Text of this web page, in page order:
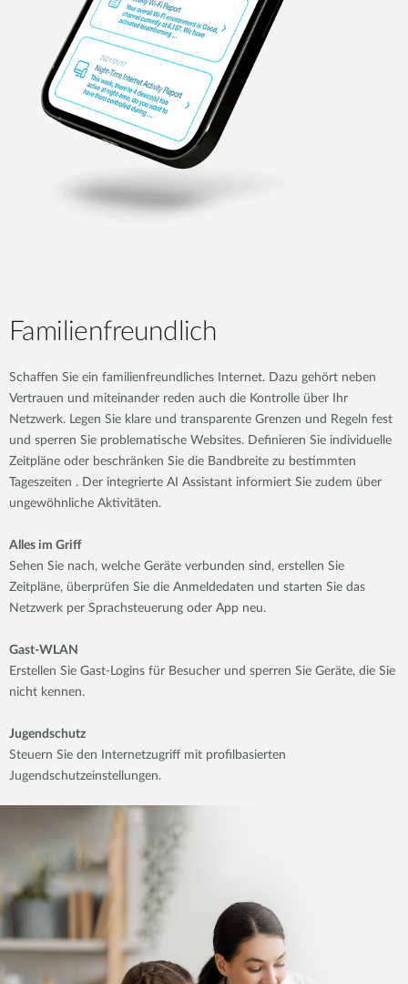
Familienfreundlich
Schaffen Sie ein familienfreundliches Internet. Dazu gehört neben
Vertrauen und miteinander reden auch die Kontrolle über Ihr
Netzwerk. Legen Sie klare und transparente Grenzen und Regeln fest
und sperren Sie problematische Websites. Definieren Sie individuelle
Zeitpläne oder beschränken Sie die Bandbreite zu bestimmten
Tageszeiten . Der integrierte AI Assistant informiert Sie zudem über
ungewöhnliche Aktivitäten.
Alles im Griff
Sehen Sie nach, welche Geräte verbunden sind, erstellen Sie
Zeitpläne, überprüfen Sie die Anmeldedaten und starten Sie das
Netzwerk per Sprachsteuerung oder App neu.
Gast-WLAN
Erstellen Sie Gast-Logins für Besucher und sperren Sie Geräte, die Sie
nicht kennen.
Jugendschutz
Steuern Sie den Internetzugriff mit profilbasierten
Jugendschutzeinstellungen.